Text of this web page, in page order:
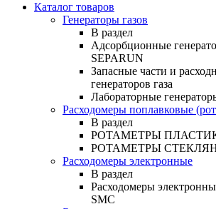
Каталог товаров
Генераторы газов
В раздел
Адсорбционные
SEPARUN
Запасные части и
генераторов газа
Лабораторные
Расходомеры поплавковые
В раздел
РОТАМЕТРЫ
РОТАМЕТРЫ
Расходомеры электронные
В раздел
Расходомеры
SMC